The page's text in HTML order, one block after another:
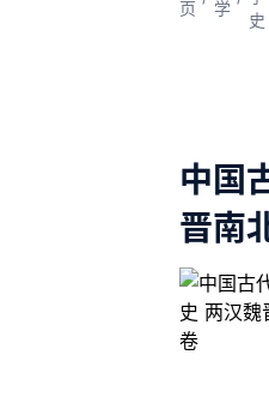
页
学
史
中国
晋南